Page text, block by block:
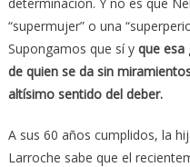
“supermujer” o una
Supongamos que sí y que esa
de quien se da sin
altísimo sentido del deber.
A sus 60 años cumplidos, la
Larroche sabe que el